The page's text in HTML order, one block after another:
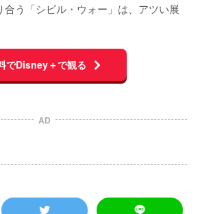
合う「シビル・ウォー」は、アツい展
でDisney＋で観る
AD